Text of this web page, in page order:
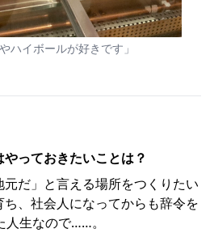
ハイボールが好きです」
っておきたいことは？
元だ」と言える場所をつくりたい
、社会人になってからも辞令を
人生なので……。